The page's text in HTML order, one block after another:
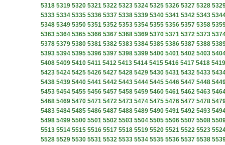
5318 5319 5320 5321 5322 5323 5324 5325 5326 5327 5328
5333 5334 5335 5336 5337 5338 5339 5340 5341 5342 5343
5348 5349 5350 5351 5352 5353 5354 5355 5356 5357 5358
5363 5364 5365 5366 5367 5368 5369 5370 5371 5372 5373
5378 5379 5380 5381 5382 5383 5384 5385 5386 5387 5388
5393 5394 5395 5396 5397 5398 5399 5400 5401 5402 5403
5408 5409 5410 5411 5412 5413 5414 5415 5416 5417 5418 5419
5423 5424 5425 5426 5427 5428 5429 5430 5431 5432 5433
5438 5439 5440 5441 5442 5443 5444 5445 5446 5447 5448
5453 5454 5455 5456 5457 5458 5459 5460 5461 5462 5463
5468 5469 5470 5471 5472 5473 5474 5475 5476 5477 5478
5483 5484 5485 5486 5487 5488 5489 5490 5491 5492 5493
5498 5499 5500 5501 5502 5503 5504 5505 5506 5507 5508
5513 5514 5515 5516 5517 5518 5519 5520 5521 5522 5523
5528 5529 5530 5531 5532 5533 5534 5535 5536 5537 5538